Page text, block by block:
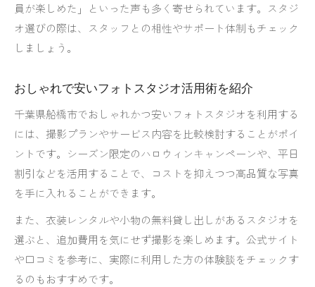
員が楽しめた」といった声も多く寄せられています。スタジ
オ選びの際は、スタッフとの相性やサポート体制もチェック
しましょう。
おしゃれで安いフォトスタジオ活用術を紹介
千葉県船橋市でおしゃれかつ安いフォトスタジオを利用する
には、撮影プランやサービス内容を比較検討することがポイ
ントです。シーズン限定のハロウィンキャンペーンや、平日
割引などを活用することで、コストを抑えつつ高品質な写真
を手に入れることができます。
また、衣装レンタルや小物の無料貸し出しがあるスタジオを
選ぶと、追加費用を気にせず撮影を楽しめます。公式サイト
や口コミを参考に、実際に利用した方の体験談をチェックす
るのもおすすめです。